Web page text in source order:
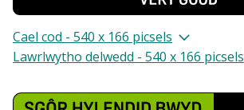
Cael cod - 540 x 166 picsels
Lawrlwytho delwedd - 540 x 166 picsels